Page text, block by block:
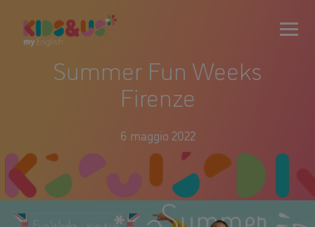
Summer Fun Weeks
Firenze
6 maggio 2022